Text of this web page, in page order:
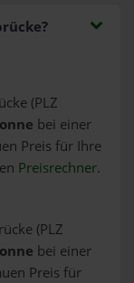
(PLZ
bei einer
Preis für Ihre
Preisrechner.
(PLZ
bei einer
Preis für